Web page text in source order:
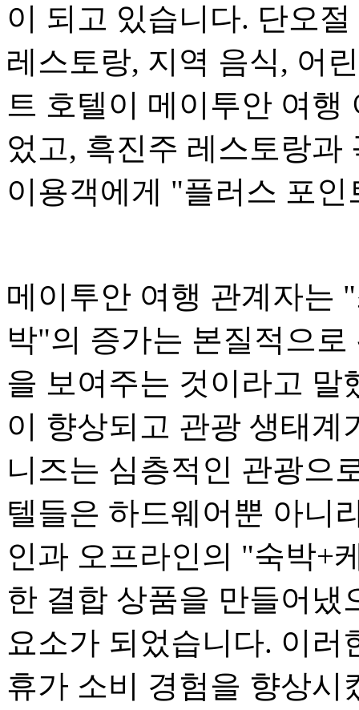
이 되고 있습니다. 단오
레스토랑, 지역 음식, 어
트 호텔이 메이투안 여
었고, 흑진주 레스토랑과
이용객에게 "플러스 포
메이투안 여행 관계자는
박"의 증가는 본질적으
을 보여주는 것이라고 말
이 향상되고 관광 생태계
니즈는 심층적인 관광으
텔들은 하드웨어뿐 아니
인과 오프라인의 "숙박+
한 결합 상품을 만들어냈
요소가 되었습니다. 이
휴가 소비 경험을 향상시